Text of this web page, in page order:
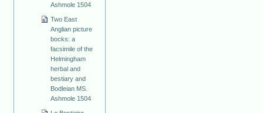
Ashmole 1504
Two East
Anglian picture
bocks: a
facsimile of the
Helmingham
herbal and
bestiary and
Bodleian MS.
Ashmole 1504